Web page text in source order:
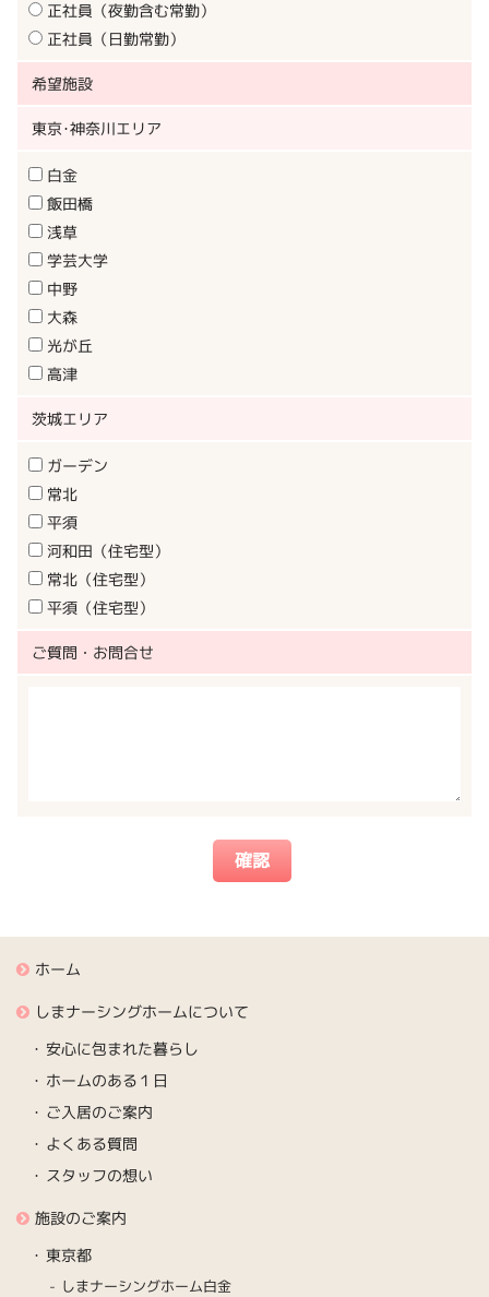
正社員（夜勤含む常勤）
正社員（日勤常勤）
希望施設
東京･神奈川エリア
白金
飯田橋
浅草
学芸大学
中野
大森
光が丘
高津
茨城エリア
ガーデン
常北
平須
河和田（住宅型）
常北（住宅型）
平須（住宅型）
ご質問・お問合せ
ホーム
しまナーシングホームについて
安心に包まれた暮らし
ホームのある１日
ご入居のご案内
よくある質問
スタッフの想い
施設のご案内
東京都
しまナーシングホーム白金